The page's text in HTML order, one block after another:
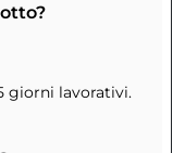
giorni lavorativi.